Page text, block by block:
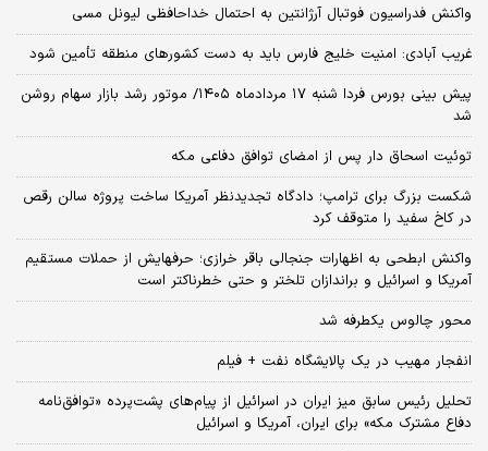
واکنش فدراسیون فوتبال آرژانتین به احتمال خداحافظی لیونل مسی
غریب آبادی: امنیت خلیج فارس باید به دست کشورهای منطقه تأمین شود
پیش بینی بورس فردا شنبه ۱۷ مردادماه ۱۴۰۵/ موتور رشد بازار سهام روشن
شد
توئیت اسحاق دار پس از امضای توافق دفاعی مکه
شکست بزرگ برای ترامپ؛ دادگاه تجدیدنظر آمریکا ساخت پروژه سالن رقص
در کاخ سفید را متوقف کرد
واکنش ابطحی به اظهارات جنجالی باقر خرازی؛ حرفهایش از حملات مستقیم
آمریکا و اسرائیل و براندازان تلختر و حتی خطرناکتر است
محور چالوس یکطرفه شد
انفجار مهیب در یک پالایشگاه نفت + فیلم
تحلیل رئیس سابق میز ایران در اسرائیل از پیام‌های پشت‌پرده «توافق‌نامه
دفاع مشترک مکه» برای ایران، آمریکا و اسرائیل